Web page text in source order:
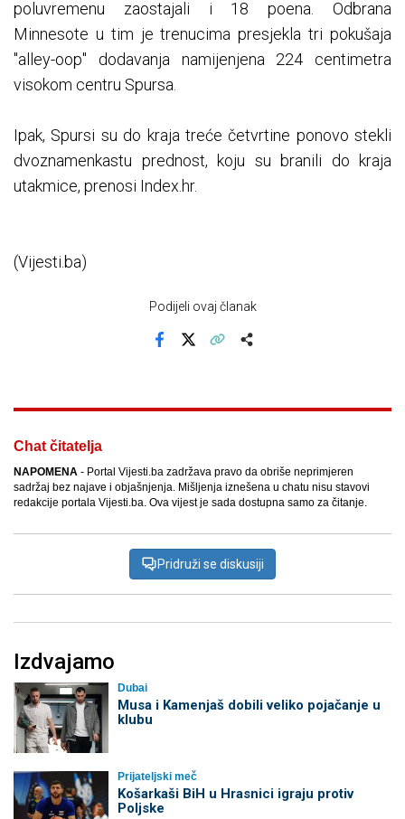
poluvremenu zaostajali i 18 poena. Odbrana
Minnesote u tim je trenucima presjekla tri pokušaja
"alley-oop" dodavanja namijenjena 224 centimetra
visokom centru Spursa.
Ipak, Spursi su do kraja treće četvrtine ponovo stekli
dvoznamenkastu prednost, koju su branili do kraja
utakmice, prenosi Index.hr.
(Vijesti.ba)
Podijeli ovaj članak
Chat čitatelja
NAPOMENA - Portal Vijesti.ba zadržava pravo da obriše neprimjeren
sadržaj bez najave i objašnjenja. Mišljenja iznešena u chatu nisu stavovi
redakcije portala Vijesti.ba. Ova vijest je sada dostupna samo za čitanje.
Pridruži se diskusiji
Izdvajamo
Dubai
Musa i Kamenjaš dobili veliko pojačanje u
klubu
Prijateljski meč
Košarkaši BiH u Hrasnici igraju protiv
Poljske